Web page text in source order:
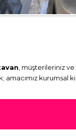
, müşterileriniz ve
amacımız kurumsal